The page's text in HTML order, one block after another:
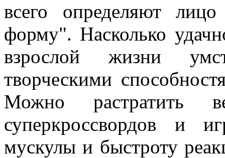
всего определяют
форму". Насколько
взрослой жизни
творческими
Можно растратить
суперкроссвордов и
мускулы и быстроту